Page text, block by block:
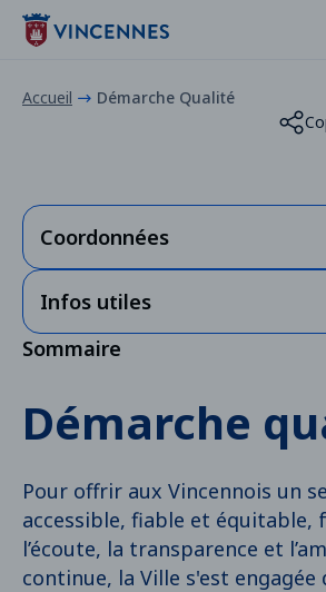
contenu
Accueil
Démarche Qualité
Coordonnées
Horaires
Contact
Infos utiles
Sommaire
La politique qualité de la ville de
Synthèse du bilan Qualité 2025
Vous souhaitez nous donner votre
traitement de vos demandes ?
Démarche
Pour offrir aux Vincennois un
accessible, fiable et équitable,
l’écoute, la transparence et
continue, la Ville s'est engagée
Panneau de gestion des cookies